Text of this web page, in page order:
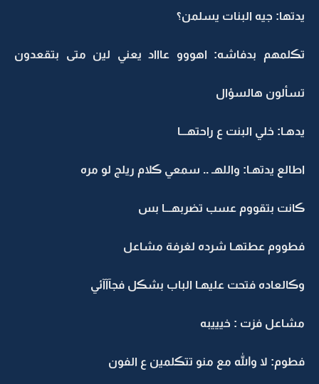
يدتها: جيه البنات يسلمن؟
تڪلمهم بدفاشه: اهووو عاااد يعني لين متى بتقعدون
تسألون هالسؤال
يدهـا: خلي البنت ع راحتهـــا
اطالع يدتهـا: واللهـ .. سمعي ڪلام ريلج لو مره
ڪانت بتقووم عسب تضربهـــا بس
فطووم عطتهـا شرده لغرفة مشاعل
وڪالعاده فتحت عليهـا الباب بشڪل فجآآآئي
مشاعل فزت : خيييبه
فطوم: لا والله مع منو تتڪلمين ع الفون